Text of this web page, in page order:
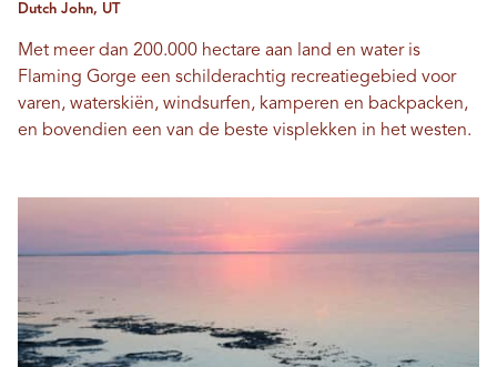
Dutch John, UT
Met meer dan 200.000 hectare aan land en water is
Flaming Gorge een schilderachtig recreatiegebied voor
varen, waterskiën, windsurfen, kamperen en backpacken,
en bovendien een van de beste visplekken in het westen.